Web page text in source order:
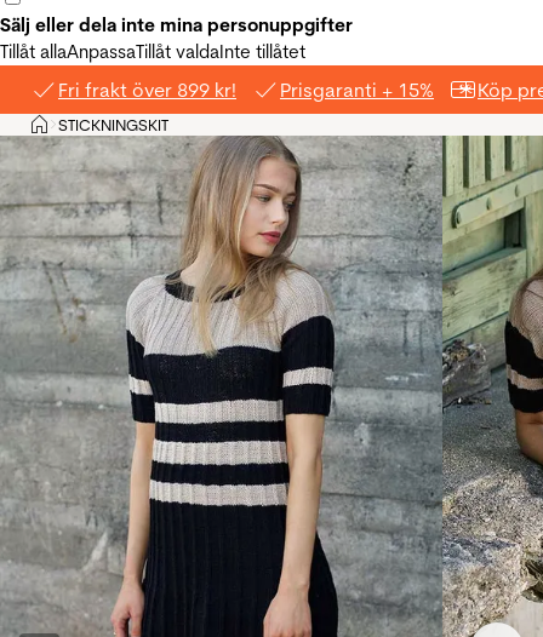
Sälj eller dela inte mina personuppgifter
Tillåt allaAnpassaTillåt valdaInte tillåtet
Fri frakt över 899 kr! Prisgaranti + 15% Köp
Hem
>STICKNINGSKIT